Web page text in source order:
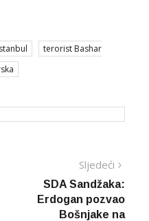
terorist Bashar
Sljedeći
SDA Sandžaka:
Erdogan pozvao
Bošnjake na